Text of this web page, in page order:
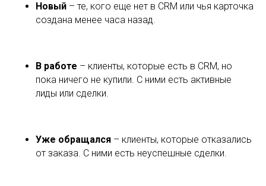
Новый – те, кого еще нет в CRM или чья карточка
создана менее часа назад.
В работе – клиенты, которые есть в CRM, но
пока ничего не купили. С ними есть активные
лиды или сделки.
Уже обращался – клиенты, которые отказались
от заказа. С ними есть неуспешные сделки.